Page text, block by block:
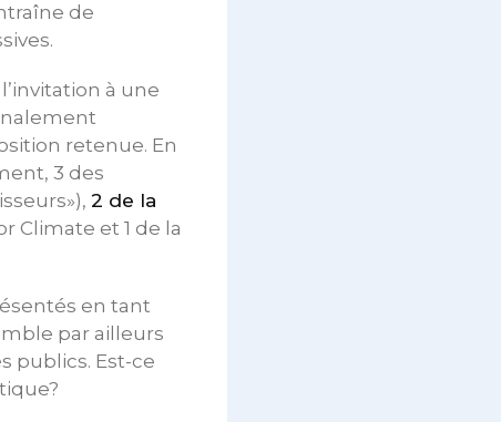
de
à une
retenue. En
3 des
2 de la
Climate et 1 de la
en tant
par ailleurs
publics. Est-ce